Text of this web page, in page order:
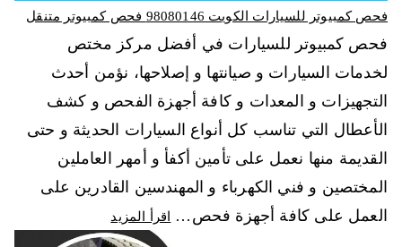
فحص كمبيوتر للسيارات الكويت 98080146‬ فحص كمبيوتر متنقل
فحص كمبيوتر للسيارات في أفضل مركز مختص
لخدمات السيارات و صيانتها و إصلاحها، نؤمن أحدث
التجهيزات و المعدات و كافة أجهزة الفحص و كشف
الأعطال التي تناسب كل أنواع السيارات الحديثة و حتى
القديمة منها نعمل على تأمين أكفأ و أمهر العاملين
المختصين و فني الكهرباء و المهندسين القادرين على
العمل على كافة أجهزة فحص…
اقرأ المزيد